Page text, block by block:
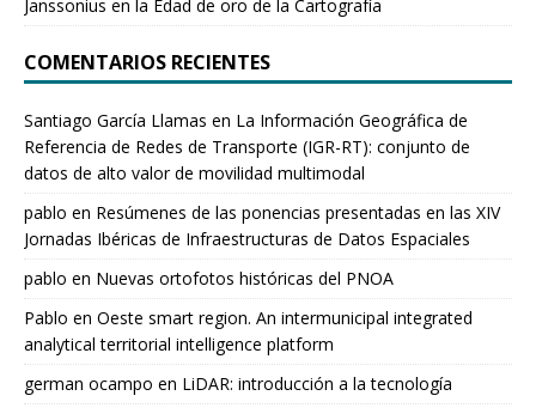
Janssonius en la Edad de oro de la Cartografía
COMENTARIOS RECIENTES
Santiago García Llamas en La Información Geográfica de
Referencia de Redes de Transporte (IGR-RT): conjunto de
datos de alto valor de movilidad multimodal
pablo en Resúmenes de las ponencias presentadas en las XIV
Jornadas Ibéricas de Infraestructuras de Datos Espaciales
pablo en Nuevas ortofotos históricas del PNOA
Pablo en Oeste smart region. An intermunicipal integrated
analytical territorial intelligence platform
german ocampo en LiDAR: introducción a la tecnología